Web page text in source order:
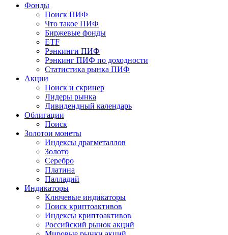
Фонды
Поиск ПИФ
Что такое ПИФ
Биржевые фонды
ETF
Рэнкинги ПИФ
Рэнкинг ПИФ по доходности
Статистика рынка ПИФ
Акции
Поиск и скринер
Лидеры рынка
Дивидендный календарь
Облигации
Поиск
Золотои монеты
Индексы драгметаллов
Золото
Серебро
Платина
Палладий
Индикаторы
Ключевые индикаторы
Поиск криптоактивов
Индексы криптоактивов
Российский рынок акций